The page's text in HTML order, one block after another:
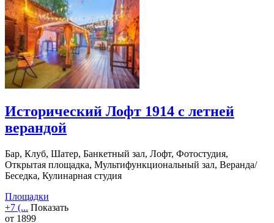
Исторический Лофт 1914 с летней
верандой
Бар, Клуб, Шатер, Банкетный зал, Лофт, Фотостудия,
Открытая площадка, Мультифункциональный зал, Веранда/
Беседка, Кулинарная студия
Площадки
+7 (... Показать
от 1899